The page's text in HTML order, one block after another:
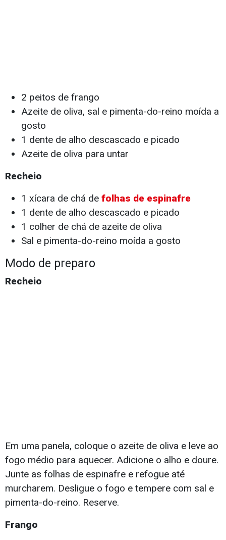
2 peitos de frango
Azeite de oliva, sal e pimenta-do-reino moída a
gosto
1 dente de alho descascado e picado
Azeite de oliva para untar
Recheio
1 xícara de chá de folhas de espinafre
1 dente de alho descascado e picado
1 colher de chá de azeite de oliva
Sal e pimenta-do-reino moída a gosto
Modo de preparo
Recheio
Em uma panela, coloque o azeite de oliva e leve ao
fogo médio para aquecer. Adicione o alho e doure.
Junte as folhas de espinafre e refogue até
murcharem. Desligue o fogo e tempere com sal e
pimenta-do-reino. Reserve.
Frango